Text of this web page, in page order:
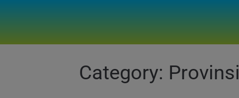
Category: Provinsi